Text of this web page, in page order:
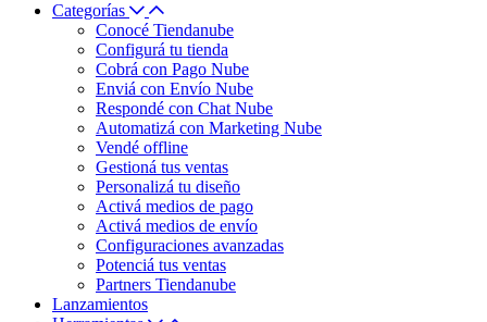
Categorías
Conocé Tiendanube
Configurá tu tienda
Cobrá con Pago Nube
Enviá con Envío Nube
Respondé con Chat Nube
Automatizá con Marketing Nube
Vendé offline
Gestioná tus ventas
Personalizá tu diseño
Activá medios de pago
Activá medios de envío
Configuraciones avanzadas
Potenciá tus ventas
Partners Tiendanube
Lanzamientos